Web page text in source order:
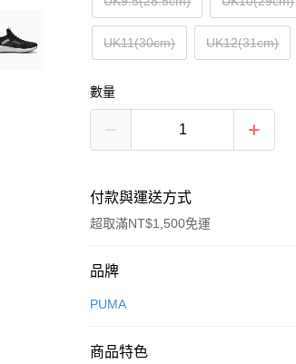
UK11(30cm) UK12(31cm)
數量
付款與運送方式
超取滿NT$1,500免運
付款方式
信用卡一次付款
品牌
PUMA
商品特色